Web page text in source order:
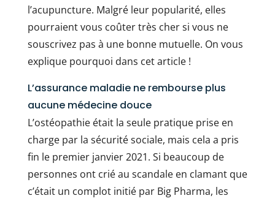
l’acupuncture. Malgré leur popularité, elles
pourraient vous coûter très cher si vous ne
souscrivez pas à une bonne mutuelle. On vous
explique pourquoi dans cet article !
L’assurance maladie ne rembourse plus
aucune médecine douce
L’ostéopathie était la seule pratique prise en
charge par la sécurité sociale, mais cela a pris
fin le premier janvier 2021. Si beaucoup de
personnes ont crié au scandale en clamant que
c’était un complot initié par Big Pharma, les